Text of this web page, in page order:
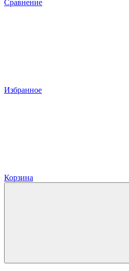
Сравнение
Избранное
Корзина